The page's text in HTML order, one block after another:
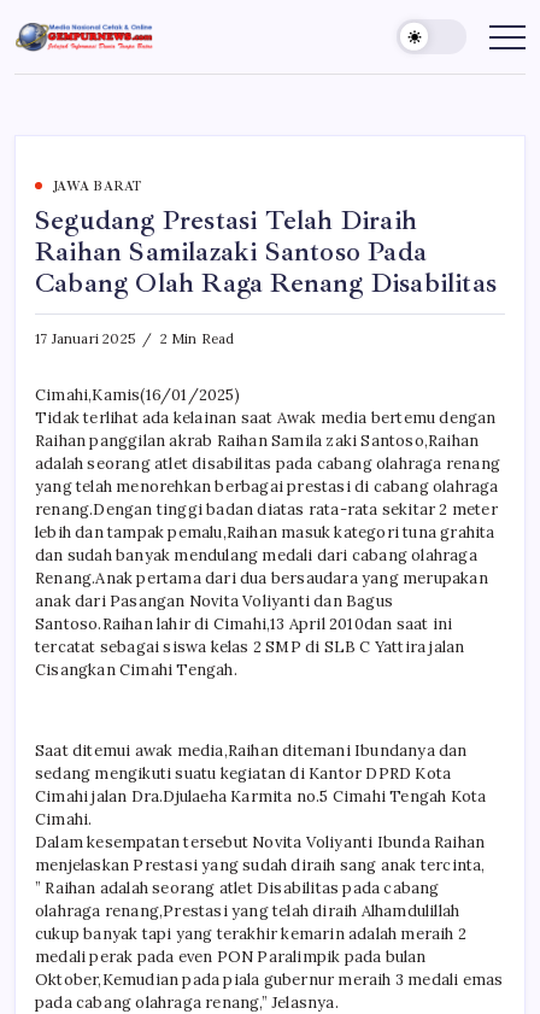
to
content
Gempur
News
Jelajah
Dunia
JAWA BARAT
Segudang Prestasi Telah Diraih
Raihan Samilazaki Santoso Pada
Cabang Olah Raga Renang Disabilitas
17 Januari 2025 2 Min Read
Cimahi,Kamis(16/01/2025)
Tidak terlihat ada kelainan saat Awak media bertemu dengan
Raihan panggilan akrab Raihan Samila zaki Santoso,Raihan
adalah seorang atlet disabilitas pada cabang olahraga renang
yang telah menorehkan berbagai prestasi di cabang olahraga
renang.Dengan tinggi badan diatas rata-rata sekitar 2 meter
lebih dan tampak pemalu,Raihan masuk kategori tuna grahita
dan sudah banyak mendulang medali dari cabang olahraga
Renang.Anak pertama dari dua bersaudara yang merupakan
anak dari Pasangan Novita Voliyanti dan Bagus
Santoso.Raihan lahir di Cimahi,13 April 2010dan saat ini
tercatat sebagai siswa kelas 2 SMP di SLB C Yattira jalan
Cisangkan Cimahi Tengah.
Saat ditemui awak media,Raihan ditemani Ibundanya dan
sedang mengikuti suatu kegiatan di Kantor DPRD Kota
Cimahi jalan Dra.Djulaeha Karmita no.5 Cimahi Tengah Kota
Cimahi.
Dalam kesempatan tersebut Novita Voliyanti Ibunda Raihan
menjelaskan Prestasi yang sudah diraih sang anak tercinta,
” Raihan adalah seorang atlet Disabilitas pada cabang
olahraga renang,Prestasi yang telah diraih Alhamdulillah
cukup banyak tapi yang terakhir kemarin adalah meraih 2
medali perak pada even PON Paralimpik pada bulan
Oktober,Kemudian pada piala gubernur meraih 3 medali emas
pada cabang olahraga renang,” Jelasnya.